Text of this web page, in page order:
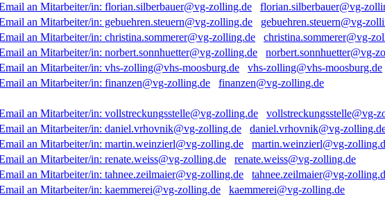
florian.silberbauer@vg-
gebuehren.steuern@vg-
christina.sommerer@vg-
norbert.sonnhuetter@vg-
vhs-zolling@vhs-moosburg.de
finanzen@vg-zolling.de
vollstreckungsstelle@vg-
daniel.vrhovnik@vg-
martin.weinzierl@vg-
renate.weiss@vg-zolling.de
tahnee.zeilmaier@vg-
kaemmerei@vg-zolling.de